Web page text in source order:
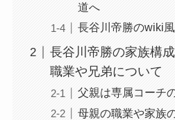
道へ
長谷川帝勝のwiki
長谷川帝勝の家族構
職業や兄弟について
父親は専属コーチ
母親の職業や家族